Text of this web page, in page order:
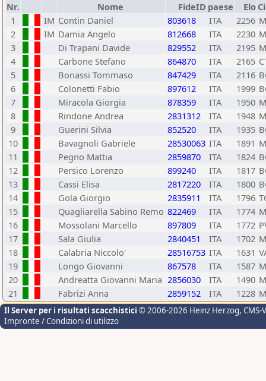
Nr. Nome FideID paese Elo
1
IM Contin Daniel 803618 ITA 2256
2
IM Damia Angelo 812668 ITA 2230
3
Di Trapani Davide 829552 ITA 2195
4
Carbone Stefano 864870 ITA 2165
5
Bonassi Tommaso 847429 ITA 2116
6
Colonetti Fabio 897612 ITA 1999
7
Miracola Giorgia 878359 ITA 1950
8
Rindone Andrea 2831312 ITA 1948
9
Guerini Silvia 852520 ITA 1935
10
Bavagnoli Gabriele 28530063 ITA 1891
11
Pegno Mattia 2859870 ITA 1824
12
Persico Lorenzo 899240 ITA 1817
13
Cassi Elisa 2817220 ITA 1800
14
Gola Giorgio 2835911 ITA 1796
15
Quagliarella Sabino Remo 822469 ITA 1774
16
Mossolani Marcello 897809 ITA 1772
17
Sala Giulia 2840451 ITA 1702
18
Calabria Niccolo' 28516753 ITA 1631
19
Longo Giovanni 867578 ITA 1587
20
Andreatta Giovanni Maria 2856030 ITA 1490
21
Fabrizi Anna 2859152 ITA 1228
Il Server per i risultati scacchistici © 2006-2026 Heinz Herzog,
Impronte / Condizioni di utilizzo